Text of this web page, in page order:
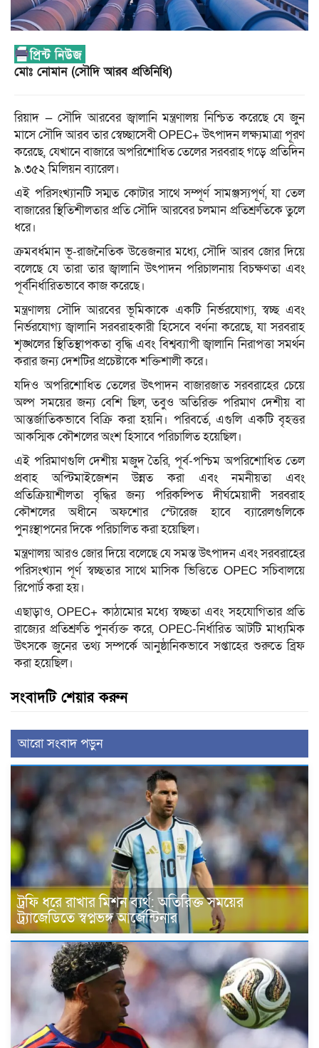
মোঃ নোমান (সৌদি আরব প্রতিনিধি)
রিয়াদ — সৌদি আরবের জ্বালানি মন্ত্রণালয় নিশ্চিত করেছে যে জুন
মাসে সৌদি আরব তার স্বেচ্ছাসেবী OPEC+ উৎপাদন লক্ষ্যমাত্রা পূরণ
করেছে, যেখানে বাজারে অপরিশোধিত তেলের সরবরাহ গড়ে প্রতিদিন
৯.৩৫২ মিলিয়ন ব্যারেল।
এই পরিসংখ্যানটি সম্মত কোটার সাথে সম্পূর্ণ সামঞ্জস্যপূর্ণ, যা তেল
বাজারের স্থিতিশীলতার প্রতি সৌদি আরবের চলমান প্রতিশ্রুতিকে তুলে
ধরে।
ক্রমবর্ধমান ভূ-রাজনৈতিক উত্তেজনার মধ্যে, সৌদি আরব জোর দিয়ে
বলেছে যে তারা তার জ্বালানি উৎপাদন পরিচালনায় বিচক্ষণতা এবং
পূর্বনির্ধারিতভাবে কাজ করেছে।
মন্ত্রণালয় সৌদি আরবের ভূমিকাকে একটি নির্ভরযোগ্য, স্বচ্ছ এবং
নির্ভরযোগ্য জ্বালানি সরবরাহকারী হিসেবে বর্ণনা করেছে, যা সরবরাহ
শৃঙ্খলের স্থিতিস্থাপকতা বৃদ্ধি এবং বিশ্বব্যাপী জ্বালানি নিরাপত্তা সমর্থন
করার জন্য দেশটির প্রচেষ্টাকে শক্তিশালী করে।
যদিও অপরিশোধিত তেলের উৎপাদন বাজারজাত সরবরাহের চেয়ে
অল্প সময়ের জন্য বেশি ছিল, তবুও অতিরিক্ত পরিমাণ দেশীয় বা
আন্তর্জাতিকভাবে বিক্রি করা হয়নি। পরিবর্তে, এগুলি একটি বৃহত্তর
আকস্মিক কৌশলের অংশ হিসাবে পরিচালিত হয়েছিল।
এই পরিমাণগুলি দেশীয় মজুদ তৈরি, পূর্ব-পশ্চিম অপরিশোধিত তেল
প্রবাহ অপ্টিমাইজেশন উন্নত করা এবং নমনীয়তা এবং
প্রতিক্রিয়াশীলতা বৃদ্ধির জন্য পরিকল্পিত দীর্ঘমেয়াদী সরবরাহ
কৌশলের অধীনে অফশোর স্টোরেজ হাবে ব্যারেলগুলিকে
পুনঃস্থাপনের দিকে পরিচালিত করা হয়েছিল।
মন্ত্রণালয় আরও জোর দিয়ে বলেছে যে সমস্ত উৎপাদন এবং সরবরাহের
পরিসংখ্যান পূর্ণ স্বচ্ছতার সাথে মাসিক ভিত্তিতে OPEC সচিবালয়ে
রিপোর্ট করা হয়।
এছাড়াও, OPEC+ কাঠামোর মধ্যে স্বচ্ছতা এবং সহযোগিতার প্রতি
রাজ্যের প্রতিশ্রুতি পুনর্ব্যক্ত করে, OPEC-নির্ধারিত আটটি মাধ্যমিক
উৎসকে জুনের তথ্য সম্পর্কে আনুষ্ঠানিকভাবে সপ্তাহের শুরুতে ব্রিফ
করা হয়েছিল।
সংবাদটি শেয়ার করুন
আরো সংবাদ পড়ুন
ট্রফি ধরে রাখার মিশন ব্যর্থ: অতিরিক্ত সময়ের
ট্র্যাজেডিতে স্বপ্নভঙ্গ আর্জেন্টিনার